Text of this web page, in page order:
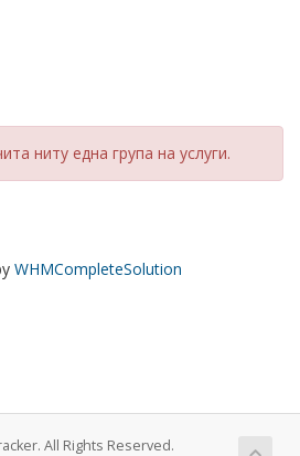
ниту една група на услуги.
WHMCompleteSolution
All Rights Reserved.